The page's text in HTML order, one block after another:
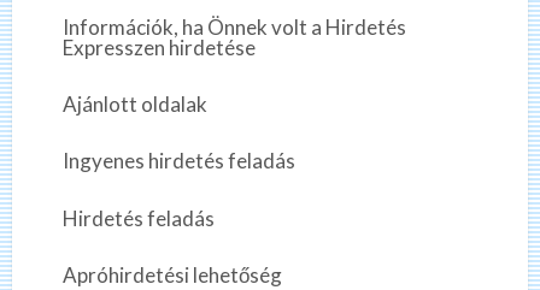
Információk, ha Önnek volt a Hirdetés
Expresszen hirdetése
Ajánlott oldalak
Ingyenes hirdetés feladás
Hirdetés feladás
Apróhirdetési lehetőség